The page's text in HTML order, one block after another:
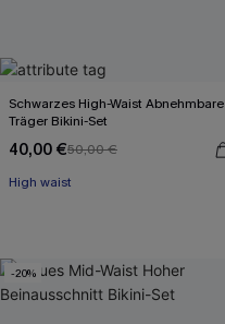
Schwarzes High-Waist Abnehmbare
Träger Bikini-Set
40,00 €50,00 €
High waist
-20%